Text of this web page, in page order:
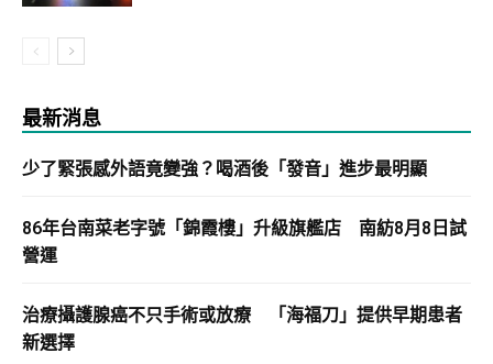
最新消息
少了緊張感外語竟變強？喝酒後「發音」進步最明顯
86年台南菜老字號「錦霞樓」升級旗艦店 南紡8月8日試
營運
治療攝護腺癌不只手術或放療 「海福刀」提供早期患者
新選擇